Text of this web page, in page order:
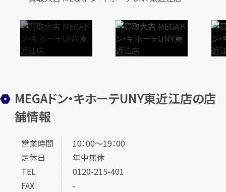
MEGAドン・キホーテUNY東近江店の店
舗情報
営業時間
10：00～19：00
定休日
年中無休
TEL
0120-215-401
FAX
-